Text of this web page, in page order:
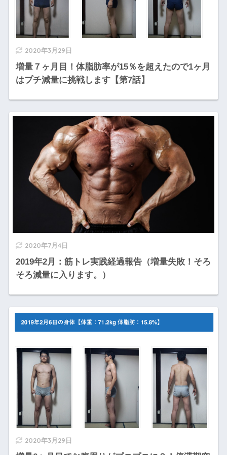
2020年3月29日
増量７ヶ月目！体脂肪率が15％を超えたので1ヶ月
はプチ減量に挑戦します【第7話】
2020年7月4日
2019年2月：筋トレ実践経過報告（増量失敗！そろ
そろ減量に入ります。）
2020年3月29日